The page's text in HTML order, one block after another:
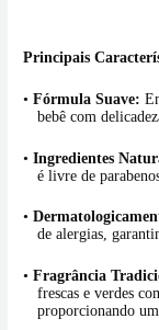
Principais
• Fórmula Suave:
bebê com
• Ingredientes
é livre de
•
de alergias,
• Fragrância
frescas e verdes
proporcionando